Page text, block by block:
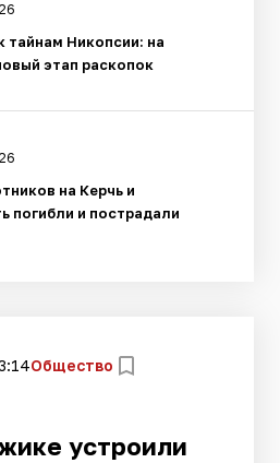
тайнам Никопсии: на
этап раскопок
на Керчь и
погибли и пострадали
Общество
устроили